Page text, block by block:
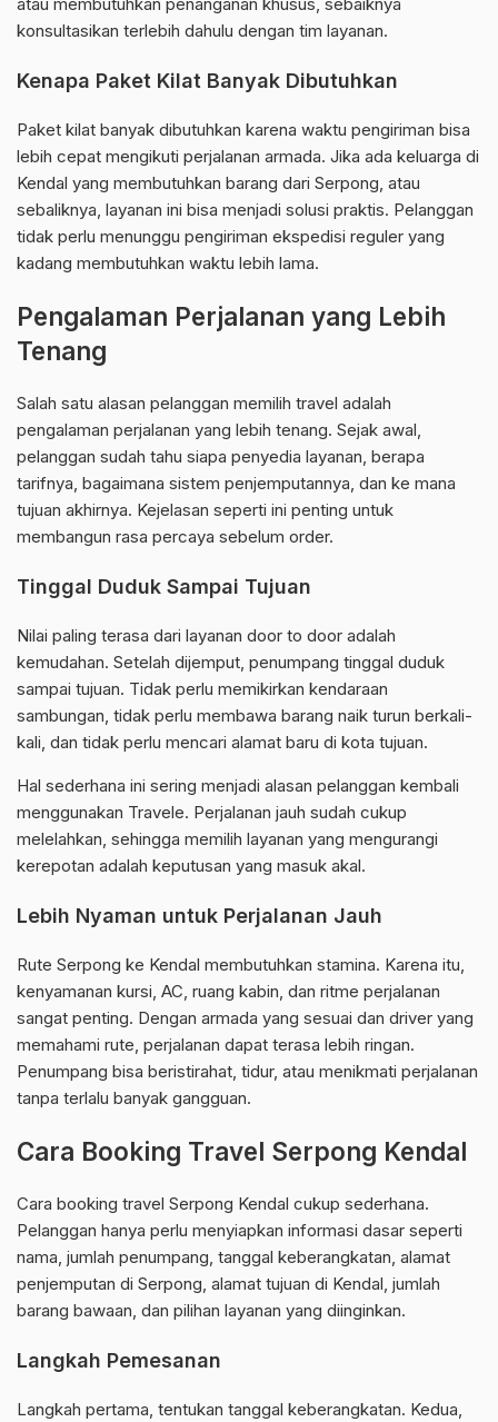
atau membutuhkan penanganan khusus, sebaiknya
konsultasikan terlebih dahulu dengan tim layanan.
Kenapa Paket Kilat Banyak Dibutuhkan
Paket kilat banyak dibutuhkan karena waktu pengiriman bisa
lebih cepat mengikuti perjalanan armada. Jika ada keluarga di
Kendal yang membutuhkan barang dari Serpong, atau
sebaliknya, layanan ini bisa menjadi solusi praktis. Pelanggan
tidak perlu menunggu pengiriman ekspedisi reguler yang
kadang membutuhkan waktu lebih lama.
Pengalaman Perjalanan yang Lebih
Tenang
Salah satu alasan pelanggan memilih travel adalah
pengalaman perjalanan yang lebih tenang. Sejak awal,
pelanggan sudah tahu siapa penyedia layanan, berapa
tarifnya, bagaimana sistem penjemputannya, dan ke mana
tujuan akhirnya. Kejelasan seperti ini penting untuk
membangun rasa percaya sebelum order.
Tinggal Duduk Sampai Tujuan
Nilai paling terasa dari layanan door to door adalah
kemudahan. Setelah dijemput, penumpang tinggal duduk
sampai tujuan. Tidak perlu memikirkan kendaraan
sambungan, tidak perlu membawa barang naik turun berkali-
kali, dan tidak perlu mencari alamat baru di kota tujuan.
Hal sederhana ini sering menjadi alasan pelanggan kembali
menggunakan Travele. Perjalanan jauh sudah cukup
melelahkan, sehingga memilih layanan yang mengurangi
kerepotan adalah keputusan yang masuk akal.
Lebih Nyaman untuk Perjalanan Jauh
Rute Serpong ke Kendal membutuhkan stamina. Karena itu,
kenyamanan kursi, AC, ruang kabin, dan ritme perjalanan
sangat penting. Dengan armada yang sesuai dan driver yang
memahami rute, perjalanan dapat terasa lebih ringan.
Penumpang bisa beristirahat, tidur, atau menikmati perjalanan
tanpa terlalu banyak gangguan.
Cara Booking Travel Serpong Kendal
Cara booking travel Serpong Kendal cukup sederhana.
Pelanggan hanya perlu menyiapkan informasi dasar seperti
nama, jumlah penumpang, tanggal keberangkatan, alamat
penjemputan di Serpong, alamat tujuan di Kendal, jumlah
barang bawaan, dan pilihan layanan yang diinginkan.
Langkah Pemesanan
Langkah pertama, tentukan tanggal keberangkatan. Kedua,